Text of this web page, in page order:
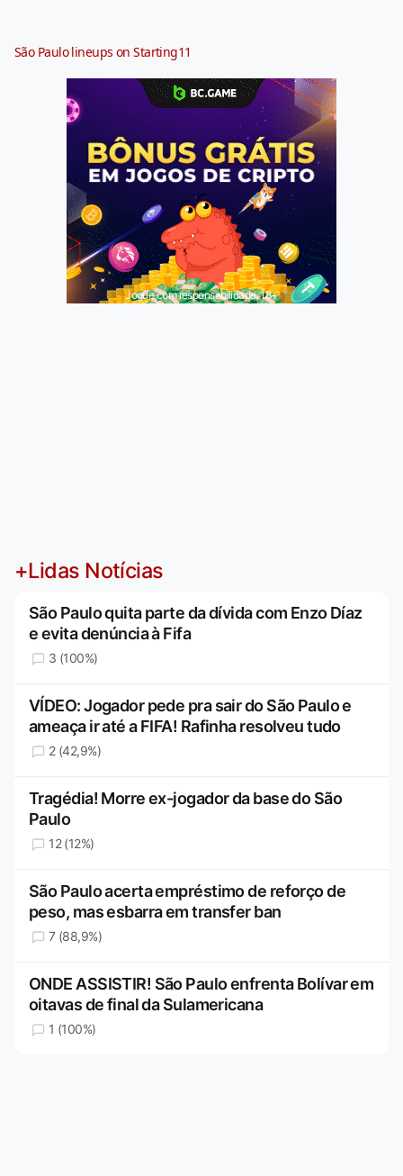
São Paulo lineups on Starting11
Jogue com responsabilidade. 18+
+Lidas Notícias
São Paulo quita parte da dívida com Enzo Díaz
e evita denúncia à Fifa
3 (100%)
VÍDEO: Jogador pede pra sair do São Paulo e
ameaça ir até a FIFA! Rafinha resolveu tudo
2 (42,9%)
Tragédia! Morre ex-jogador da base do São
Paulo
12 (12%)
São Paulo acerta empréstimo de reforço de
peso, mas esbarra em transfer ban
7 (88,9%)
ONDE ASSISTIR! São Paulo enfrenta Bolívar em
oitavas de final da Sulamericana
1 (100%)